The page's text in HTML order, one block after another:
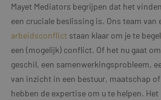
Mayet Mediators begrijpen dat het
een cruciale beslissing is. Ons team van
arbeidsconflict staan klaar om je te
een (mogelijk) conflict. Of het nu gaat
geschil, een samenwerkingsprobleem,
van inzicht in een bestuur, maatschap
hebben de expertise om u te helpen.